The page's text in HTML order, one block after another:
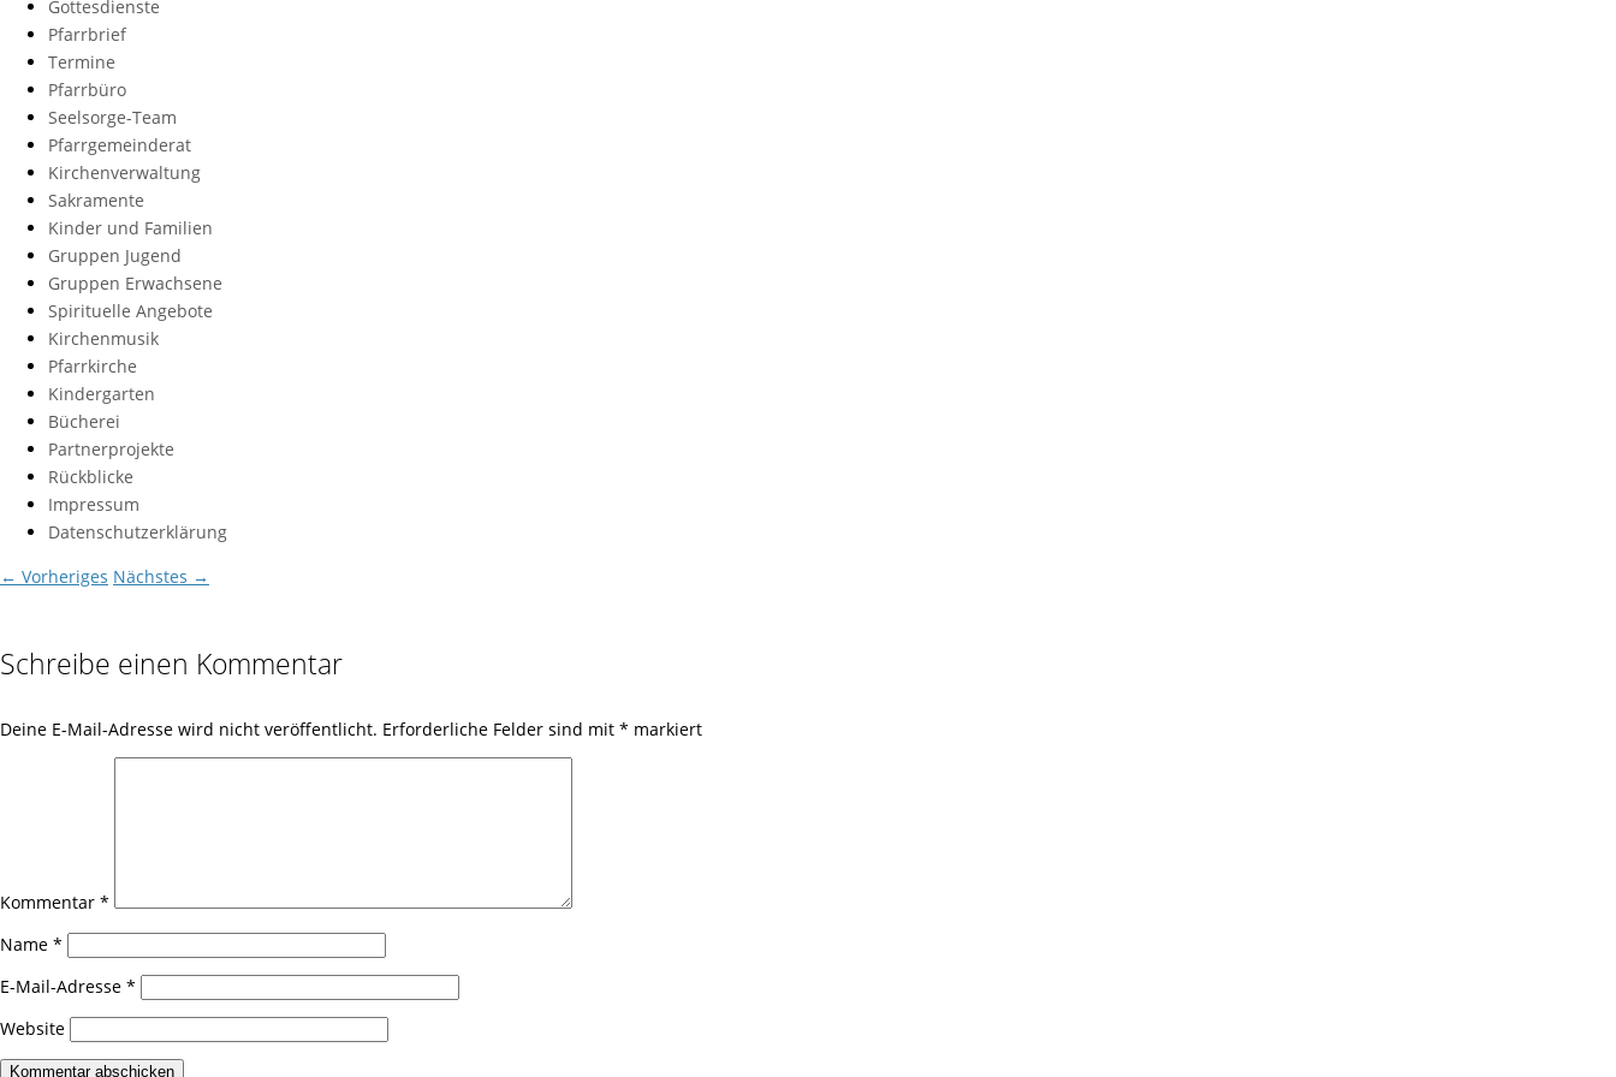
Gottesdienste
Pfarrbrief
Termine
Pfarrbüro
Seelsorge-Team
Pfarrgemeinderat
Kirchenverwaltung
Sakramente
Kinder und Familien
Gruppen Jugend
Gruppen Erwachsene
Spirituelle Angebote
Kirchenmusik
Pfarrkirche
Kindergarten
Bücherei
Partnerprojekte
Rückblicke
Impressum
Datenschutzerklärung
← Vorheriges Nächstes →
Schreibe einen Kommentar
Deine E-Mail-Adresse wird nicht veröffentlicht. Erforderliche Felder sind mit * markiert
Kommentar *
Name *
E-Mail-Adresse *
Website